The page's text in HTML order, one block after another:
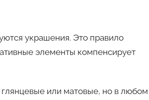
украшения. Это правило
элементы компенсирует
или матовые, но в любом